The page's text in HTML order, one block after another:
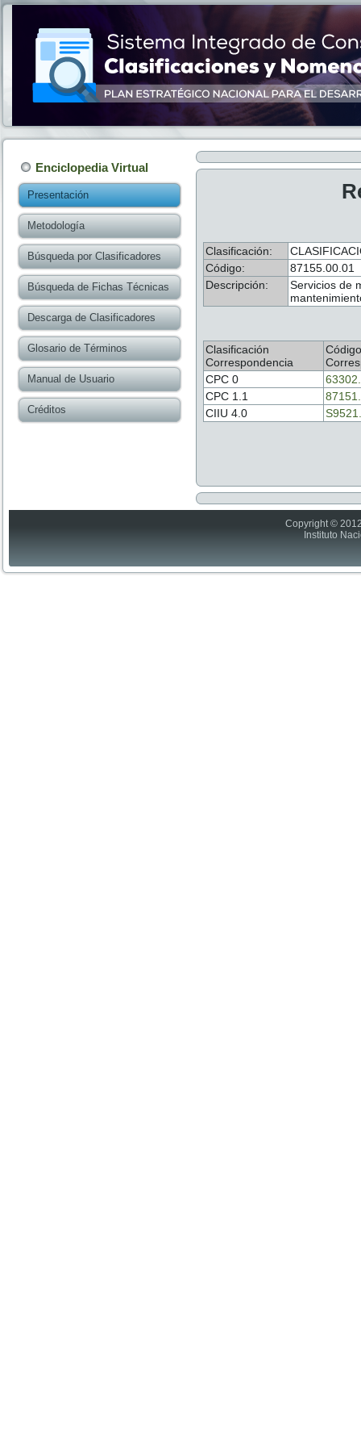
Enciclopedia Virtual
Presentación
Metodología
Búsqueda por Clasificadores
Búsqueda de Fichas Técnicas
Descarga de Clasificadores
Glosario de Términos
Manual de Usuario
Créditos
Clasificación:
Código:
87155.00.01
Descripción:
Servicios de
Clasificación
Correspondencia
Código
CPC 0
CPC 1.1
CIIU 4.0
Copyright ©
Instituto